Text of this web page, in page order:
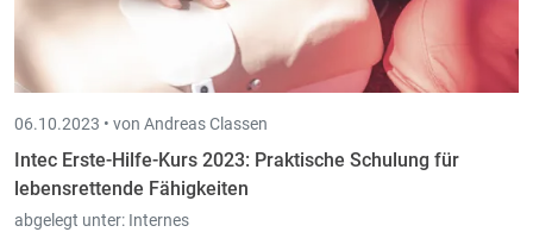
06.10.2023 • von Andreas Classen
Intec Erste-Hilfe-Kurs 2023: Praktische Schulung für
lebensrettende Fähigkeiten
abgelegt unter: Internes